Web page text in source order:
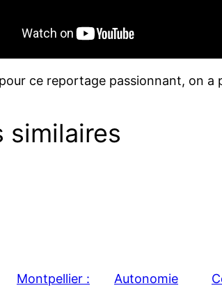
ce reportage passionnant, on a
similaires
Montpellier :
Autonomie